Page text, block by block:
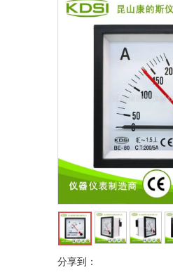
分享到：